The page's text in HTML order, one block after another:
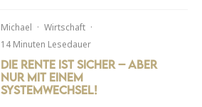
Michael · Wirtschaft ·
14 Minuten Lesedauer
Die Rente ist sicher – aber
nur mit einem
Systemwechsel!